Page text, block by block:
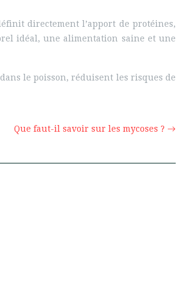
directement l’apport de protéines,
idéal, une alimentation saine et une
le poisson, réduisent les risques de
Que faut-il savoir sur les mycoses ?